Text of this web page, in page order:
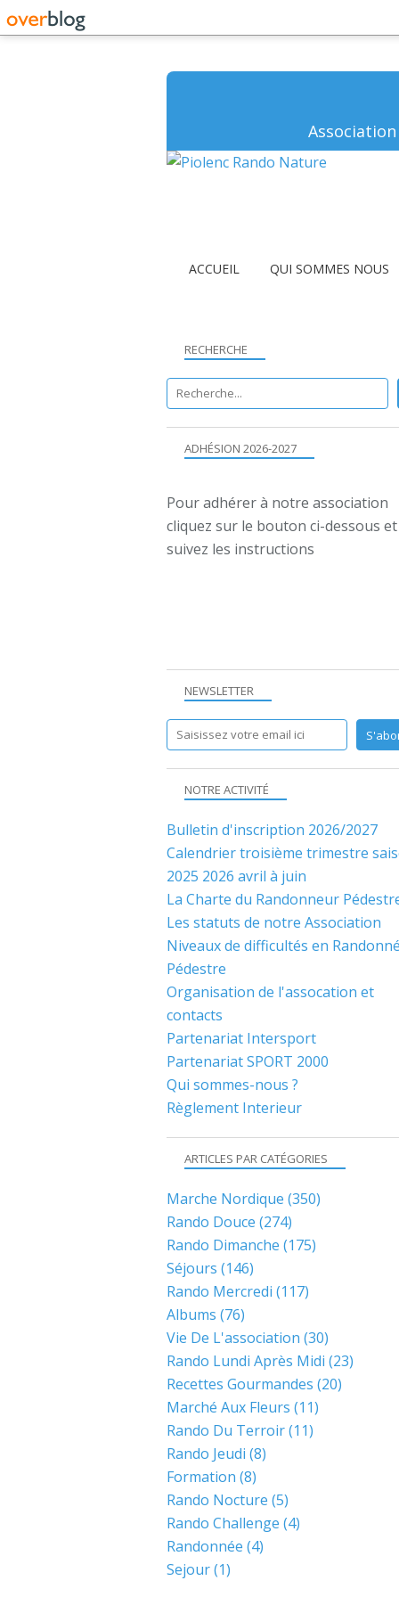
ACCUEIL QUI SOMMES NOUS
NEWSLETTER
RECHERCHE
NOTRE ACTIVITÉ
Bulletin d'inscription 2026/2027
Calendrier troisième trimestre
2025 2026 avril à juin
La Charte du Randonneur
Les statuts de notre Association
Niveaux de difficultés en
Pédestre
Organisation de l'assocation et
contacts
Partenariat Intersport
Partenariat SPORT 2000
Qui sommes-nous ?
Règlement Interieur
ARTICLES PAR CATÉGORIES
Marche Nordique (350)
Rando Douce (274)
Rando Dimanche (175)
Séjours (146)
Rando Mercredi (117)
Albums (76)
Vie De L'association (30)
Rando Lundi Après Midi (23)
Recettes Gourmandes (20)
Marché Aux Fleurs (11)
Rando Du Terroir(11)
Rando Jeudi (8)
Formation (8)
Rando Nocture (5)
Rando Challenge (4)
Randonnée (4)
Sejour(1)
ADHÉSION 2026-2027
Pour adhérer à notre association
cliquez sur le bouton ci-dessous et
suivez les instructions